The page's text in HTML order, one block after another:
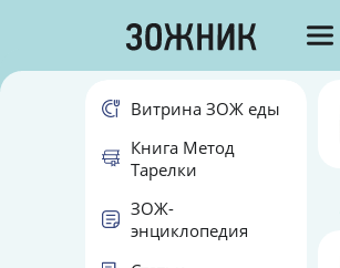
Витрина ЗОЖ еды
Книга Метод
Тарелки
ЗОЖ-
энциклопедия